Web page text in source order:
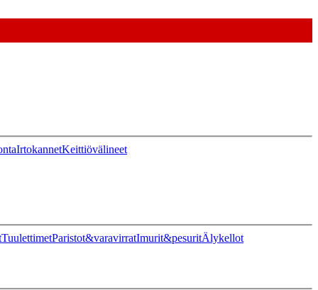
IrtokannetKeittiövälineet
TuulettimetParistot&varavirratImurit&pesuritÄlykellot